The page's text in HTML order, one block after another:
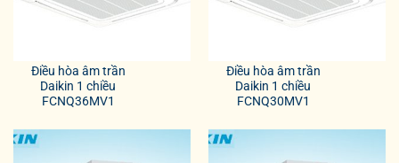
Điều hòa âm trần
Daikin 1 chiều
FCNQ36MV1
Điều hòa âm trần
Daikin 1 chiều
FCNQ30MV1